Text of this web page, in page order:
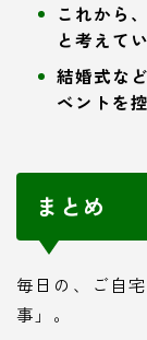
これから
と考えて
結婚式な
ベントを
まとめ
毎日の、ご自
事」。